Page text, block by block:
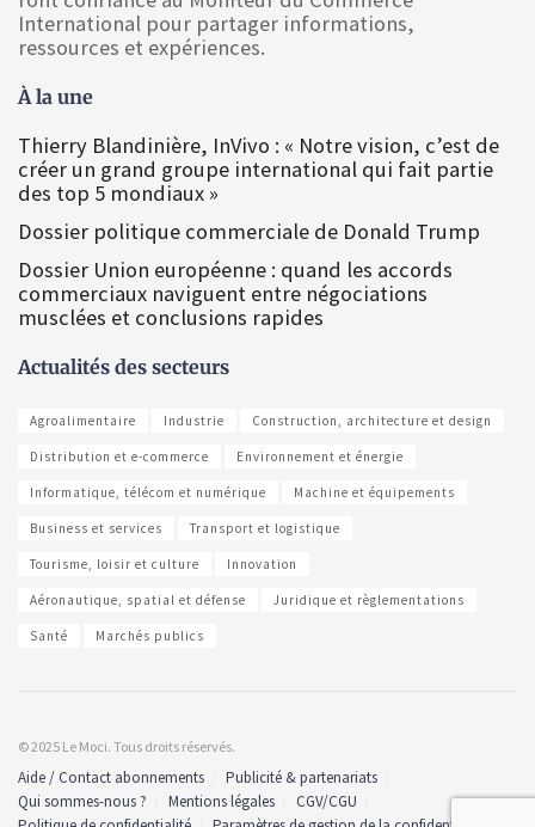
International pour partager informations,
ressources et expériences.
À la une
Thierry Blandinière, InVivo : « Notre vision, c’est de
créer un grand groupe international qui fait partie
des top 5 mondiaux »
Dossier politique commerciale de Donald Trump
Dossier Union européenne : quand les accords
commerciaux naviguent entre négociations
musclées et conclusions rapides
Actualités des secteurs
Agroalimentaire Industrie Construction, architecture et design
Distribution et e-commerce Environnement et énergie
Informatique, télécom et numérique Machine et équipements
Business et services Transport et logistique
Tourisme, loisir et culture Innovation
Aéronautique, spatial et défense Juridique et règlementations
Santé Marchés publics
© 2025 Le Moci. Tous droits réservés.
Aide / Contact abonnements
Publicité & partenariats
Qui sommes-nous ?
Mentions légales
CGV/CGU